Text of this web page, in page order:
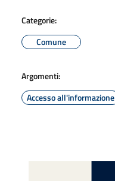
Categorie:
Comune
Argomenti:
Accesso all'informazione